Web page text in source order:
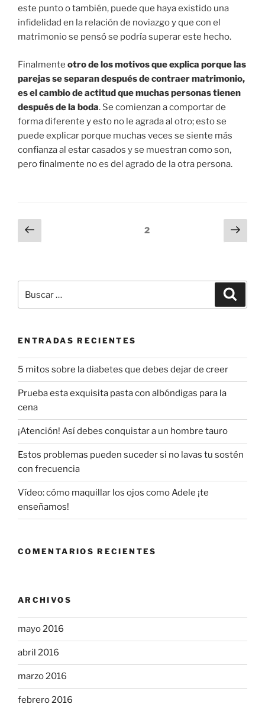
este punto o también, puede que haya existido una
infidelidad en la relación de noviazgo y que con el
matrimonio se pensó se podría superar este hecho.
Finalmente otro de los motivos que explica porque las
parejas se separan después de contraer matrimonio,
es el cambio de actitud que muchas personas tienen
después de la boda. Se comienzan a comportar de
forma diferente y esto no le agrada al otro; esto se
puede explicar porque muchas veces se siente más
confianza al estar casados y se muestran como son,
pero finalmente no es del agrado de la otra persona.
Navegación
de
Página
anterior
Página2
por:
ENTRADAS RECIENTES
5 mitos sobre la diabetes que debes dejar de creer
Prueba esta exquisita pasta con albóndigas para la
cena
¡Atención! Así debes conquistar a un hombre tauro
Estos problemas pueden suceder si no lavas tu sostén
con frecuencia
Vídeo: cómo maquillar los ojos como Adele ¡te
enseñamos!
COMENTARIOS RECIENTES
ARCHIVOS
mayo 2016
abril 2016
marzo 2016
febrero 2016